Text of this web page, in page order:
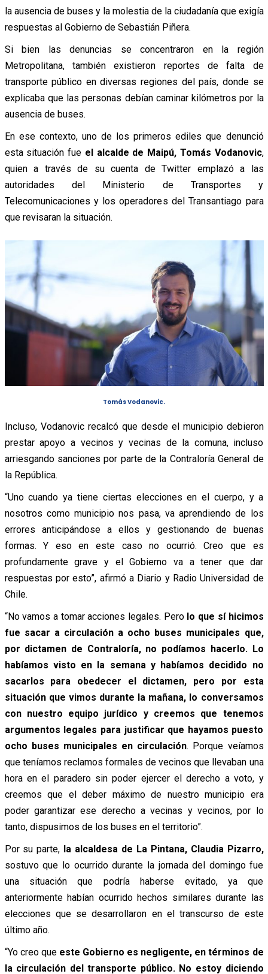
la ausencia de buses y la molestia de la ciudadanía que exigía
respuestas al Gobierno de Sebastián Piñera.
Si bien las denuncias se concentraron en la región
Metropolitana, también existieron reportes de falta de
transporte público en diversas regiones del país, donde se
explicaba que las personas debían caminar kilómetros por la
ausencia de buses.
En ese contexto, uno de los primeros ediles que denunció
esta situación fue el alcalde de Maipú, Tomás Vodanovic,
quien a través de su cuenta de Twitter emplazó a las
autoridades del Ministerio de Transportes y
Telecomunicaciones y los operadores del Transantiago para
que revisaran la situación.
Tomás Vodanovic.
Incluso, Vodanovic recalcó que desde el municipio debieron
prestar apoyo a vecinos y vecinas de la comuna, incluso
arriesgando sanciones por parte de la Contraloría General de
la República.
“Uno cuando ya tiene ciertas elecciones en el cuerpo, y a
nosotros como municipio nos pasa, va aprendiendo de los
errores anticipándose a ellos y gestionando de buenas
formas. Y eso en este caso no ocurrió. Creo que es
profundamente grave y el Gobierno va a tener que dar
respuestas por esto”, afirmó a Diario y Radio Universidad de
Chile.
“No vamos a tomar acciones legales. Pero lo que sí hicimos
fue sacar a circulación a ocho buses municipales que,
por dictamen de Contraloría, no podíamos hacerlo. Lo
habíamos visto en la semana y habíamos decidido no
sacarlos para obedecer el dictamen, pero por esta
situación que vimos durante la mañana, lo conversamos
con nuestro equipo jurídico y creemos que tenemos
argumentos legales para justificar que hayamos puesto
ocho buses municipales en circulación. Porque veíamos
que teníamos reclamos formales de vecinos que llevaban una
hora en el paradero sin poder ejercer el derecho a voto, y
creemos que el deber máximo de nuestro municipio era
poder garantizar ese derecho a vecinas y vecinos, por lo
tanto, dispusimos de los buses en el territorio”.
Por su parte, la alcaldesa de La Pintana, Claudia Pizarro,
sostuvo que lo ocurrido durante la jornada del domingo fue
una situación que podría haberse evitado, ya que
anteriormente habían ocurrido hechos similares durante las
elecciones que se desarrollaron en el transcurso de este
último año.
“Yo creo que este Gobierno es negligente, en términos de
la circulación del transporte público. No estoy diciendo